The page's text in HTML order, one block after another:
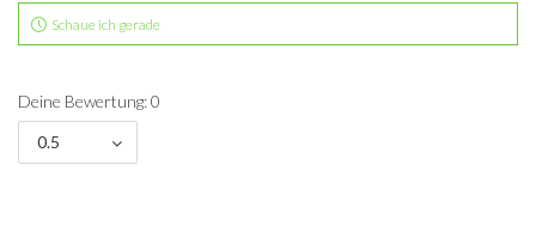
Schaue ich gerade
Deine Bewertung: 0
0.5